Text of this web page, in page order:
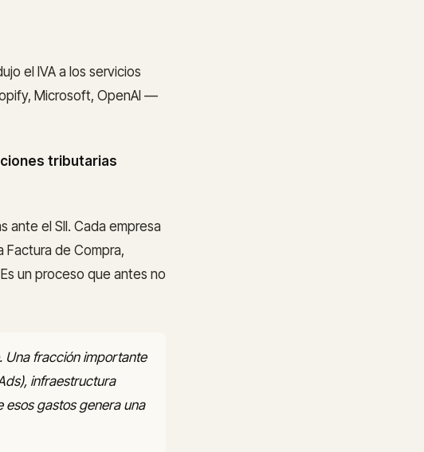
el IVA a los servicios
Microsoft, OpenAI —
tributarias
ante el SII. Cada empresa
Factura de Compra,
un proceso que antes no
Una fracción importante
infraestructura
esos gastos genera una